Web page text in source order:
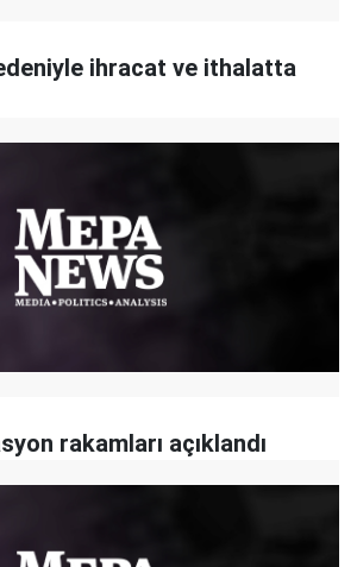
ihracat ve ithalatta
rakamları açıklandı